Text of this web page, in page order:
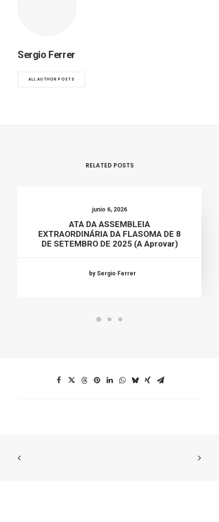
Sergio Ferrer
ALL AUTHOR POSTS
RELATED POSTS
junio 6, 2026
ATA DA ASSEMBLEIA
EXTRAORDINÁRIA DA FLASOMA DE 8
DE SETEMBRO DE 2025 (a Aprovar)
by Sergio Ferrer